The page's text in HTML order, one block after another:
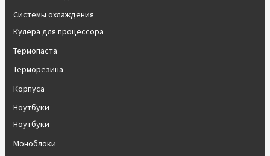
Системы охлаждения
Кулера для процессора
Термопаста
Терморезина
Корпуса
Ноутбуки
Ноутбуки
Моноблоки